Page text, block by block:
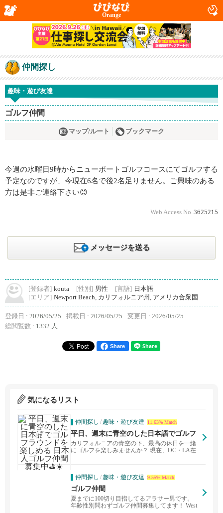
Orange
仲間探し
趣味・遊び友達
ゴルフ仲間
マップ/ルート ブックマーク
今週の水曜日9時からニューポートゴルフコースにてゴルフする
予定なのですが、今現在6名で後2名足りません。ご興味のある
方は是非ご連絡下さい😊
Web Access No. 3625215
メッセージを送る
[登録者] kouta [性別] 男性 [言語] 日本語
[エリア] Newport Beach, カリフォルニア州, アメリカ合衆国
登録日 : 2026/05/25 掲載日 : 2026/05/25 変更日 : 2026/05/25
総閲覧数 : 1332 人
Share
気になるリスト
仲間探し / 趣味・遊び友達 11.63% Match
平日、週末に青空のした日本語でゴルフ
ラウンドを楽しめる 日本人ゴルフ仲間募
集中⛳️☀️
カリフォルニアの青空の下、最高の休日を一緒
にゴルフを楽しみませんか？ 現在、OC・LA在
仲間探し / 趣味・遊び友達 9.55% Match
ゴルフ仲間
夏までに100切り目指してるアラサー男です。
年齢性別問わずゴルフ仲間募集してます！ West